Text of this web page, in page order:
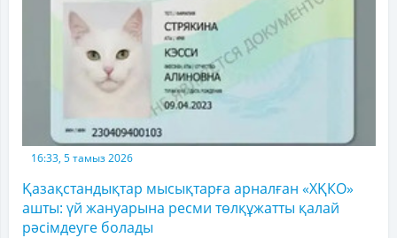
16:33, 5 тамыз 2026
Қазақстандықтар мысықтарға арналған «ХҚКО»
ашты: үй жануарына ресми төлқұжатты қалай
рәсімдеуге болады